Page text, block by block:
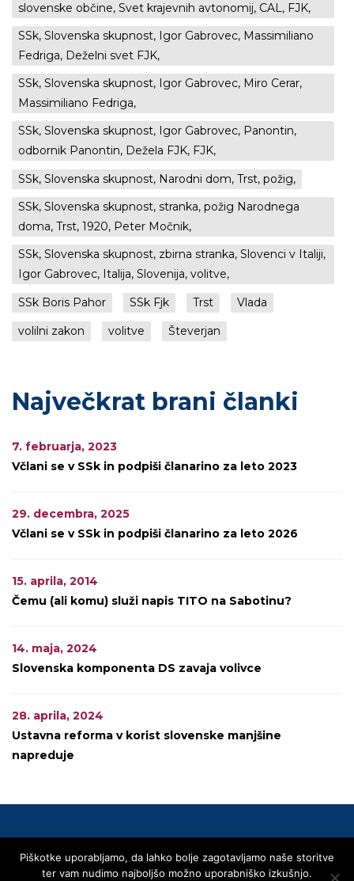
slovenske občine, Svet krajevnih avtonomij, CAL, FJK,
SSk, Slovenska skupnost, Igor Gabrovec, Massimiliano
Fedriga, Deželni svet FJK,
SSk, Slovenska skupnost, Igor Gabrovec, Miro Cerar,
Massimiliano Fedriga,
SSk, Slovenska skupnost, Igor Gabrovec, Panontin,
odbornik Panontin, Dežela FJK, FJK,
SSk, Slovenska skupnost, Narodni dom, Trst, požig,
SSk, Slovenska skupnost, stranka, požig Narodnega
doma, Trst, 1920, Peter Močnik,
SSk, Slovenska skupnost, zbirna stranka, Slovenci v Italiji,
Igor Gabrovec, Italija, Slovenija, volitve,
SSk Boris Pahor
SSk Fjk Trst
Vlada
volilni zakon
volitve Števerjan
Največkrat brani članki
7. februarja, 2023
Včlani se v SSk in podpiši članarino za leto 2023
29. decembra, 2025
Včlani se v SSk in podpiši članarino za leto 2026
15. aprila, 2014
Čemu (ali komu) služi napis TITO na Sabotinu?
14. maja, 2024
Slovenska komponenta DS zavaja volivce
28. aprila, 2024
Ustavna reforma v korist slovenske manjšine
napreduje
© 2020 SLOVENSKA SKUPNOST
Piškotke uporabljamo, da lahko bolje zagotavljamo naše storitve
ter vam nudimo najboljšo možno uporabniško izkušnjo.